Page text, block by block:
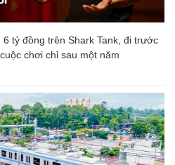
tỷ đồng trên Shark Tank, đi trước
chơi chỉ sau một năm